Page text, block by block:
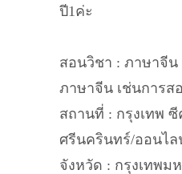
ปี1ค่ะ
สอนวิชา : ภาษาจี
ภาษาจีน เช่นการส
สถานที่ : กรุงเทพ ซี
ศรีนครินทร์/ออนไล
จังหวัด : กรุงเทพม